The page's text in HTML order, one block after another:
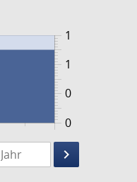
0
1
0
1
1475
keyboard_arrow_right
Suche